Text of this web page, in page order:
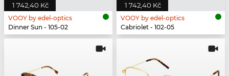
1 742,40 Kč
VOOY by edel-optics
Dinner Sun - 105-02
1 742,40 Kč
VOOY by edel-optics
Cabriolet - 102-05